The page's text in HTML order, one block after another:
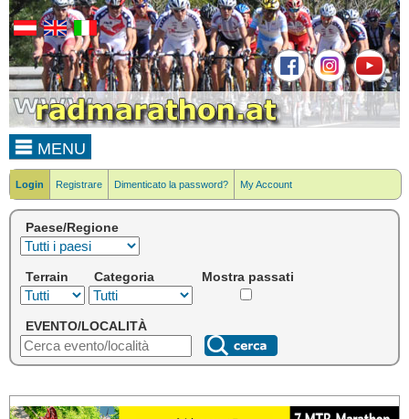
MENU
Login Registrare Dimenticato la password? My Account
Paese/Regione
Terrain Categoria Mostra passati
EVENTO/LOCALITÀ